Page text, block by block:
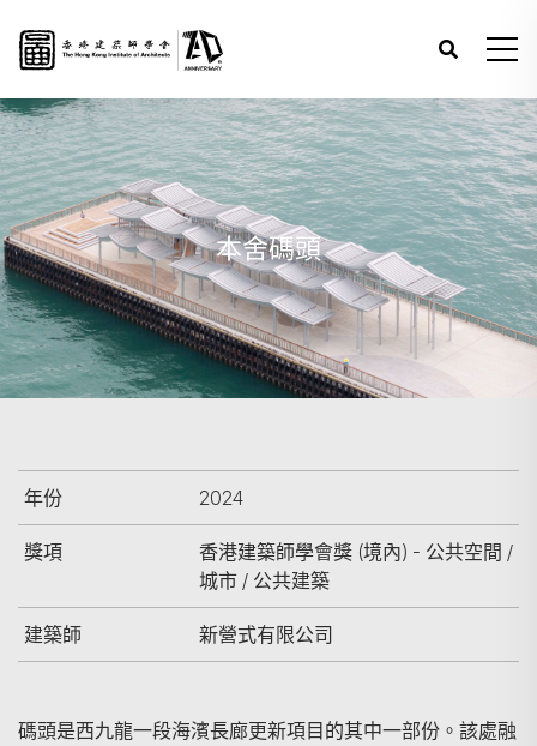
本舍碼頭
年份 2024
獎項
香港建築師學會獎 (境內) - 公共空間 /
城市 / 公共建築
建築師 新營式有限公司
碼頭是西九龍一段海濱長廊更新項目的其中一部份。該處融